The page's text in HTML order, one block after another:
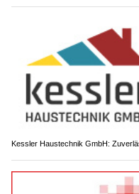
Kessler Haustechnik GmbH: